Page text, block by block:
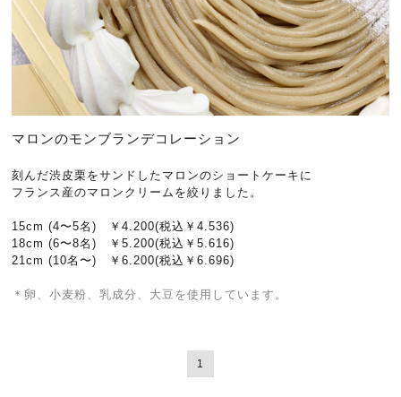
マロンのモンブランデコレーション
刻んだ渋皮栗をサンドしたマロンのショートケーキに
フランス産のマロンクリームを絞りました。
15cm (4〜5名) ￥4.200(税込￥4.536)
18cm (6〜8名) ￥5.200(税込￥5.616)
21cm (10名〜) ￥6.200(税込￥6.696)
＊卵、小麦粉、乳成分、大豆を使用しています。
1